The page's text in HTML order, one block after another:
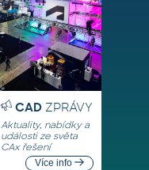
CADZPRÁVY
Aktuality, nabídky a
události ze světa
CAx řešení
Více info